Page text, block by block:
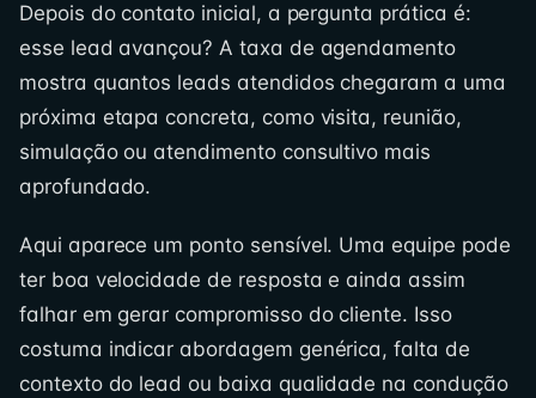
Depois do contato inicial, a pergunta prática é:
esse lead avançou? A taxa de agendamento
mostra quantos leads atendidos chegaram a uma
próxima etapa concreta, como visita, reunião,
simulação ou atendimento consultivo mais
aprofundado.
Aqui aparece um ponto sensível. Uma equipe pode
ter boa velocidade de resposta e ainda assim
falhar em gerar compromisso do cliente. Isso
costuma indicar abordagem genérica, falta de
contexto do lead ou baixa qualidade na condução